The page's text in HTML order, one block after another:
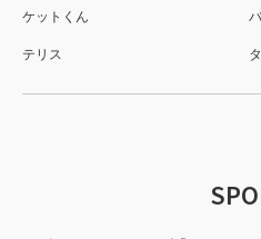
ケットくん
テリス